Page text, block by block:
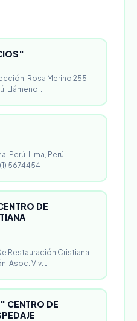
Rosa Merino 255
Llámeno…
Perú. Lima, Perú.
5674454
DE
Restauración Cristiana
Asoc. Viv. …
CENTRO DE